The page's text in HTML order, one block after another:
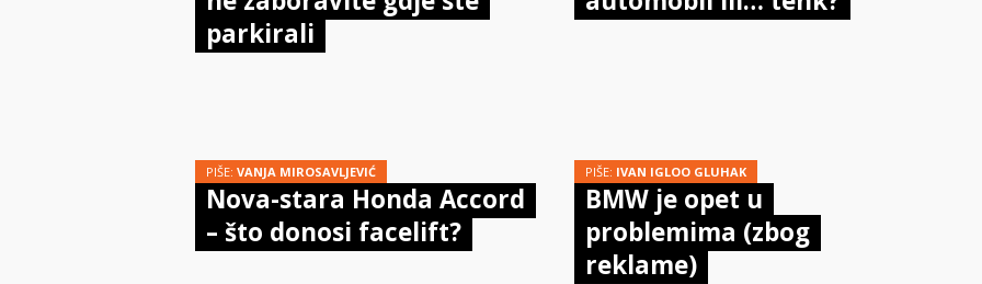
parkirali
PIŠE: VANJA MIROSAVLJEVIĆ
Nova-stara Honda Accord
– što donosi facelift?
PIŠE: IVAN IGLOO GLUHAK
BMW je opet u
problemima (zbog
reklame)